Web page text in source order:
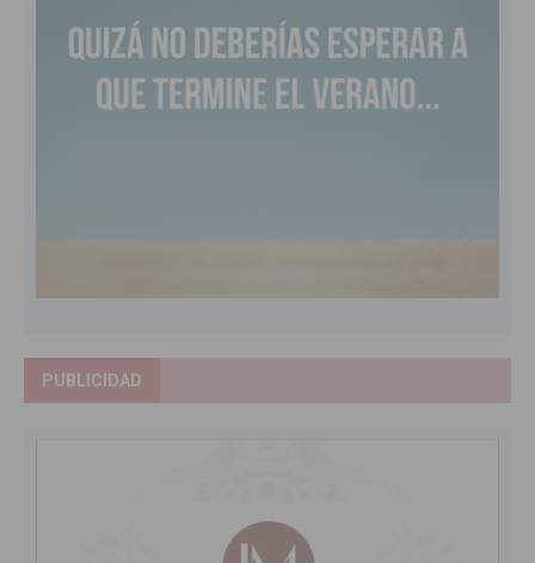
PUBLICIDAD